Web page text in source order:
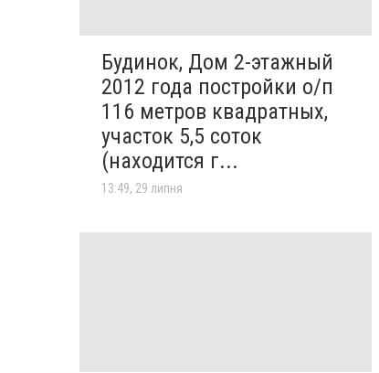
Будинок, Дом 2-этажный
2012 года постройки о/п
116 метров квадратных,
участок 5,5 соток
(находится г...
13:49, 29 липня